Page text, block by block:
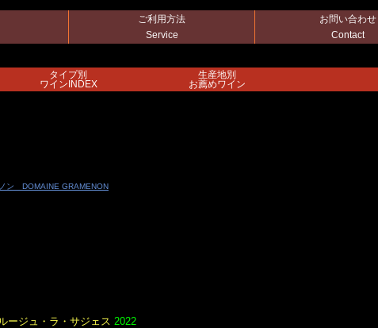
ご利用方法
Service
お問い合わせ
Contact
タイプ別
ワインINDEX
生産地別
お薦めワイン
ン DOMAINE GRAMENON
ージュ・ラ・サジェス 2022